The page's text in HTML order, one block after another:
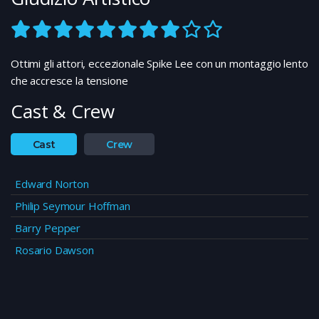
Ottimi gli attori, eccezionale Spike Lee con un montaggio lento
che accresce la tensione
Cast & Crew
Cast Crew
Edward Norton
Philip Seymour Hoffman
Barry Pepper
Rosario Dawson